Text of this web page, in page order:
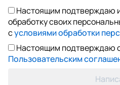
Настоящим подтверждаю
обработку своих
сусловиями обработки
Настоящим подтверждаю
Пользовательским